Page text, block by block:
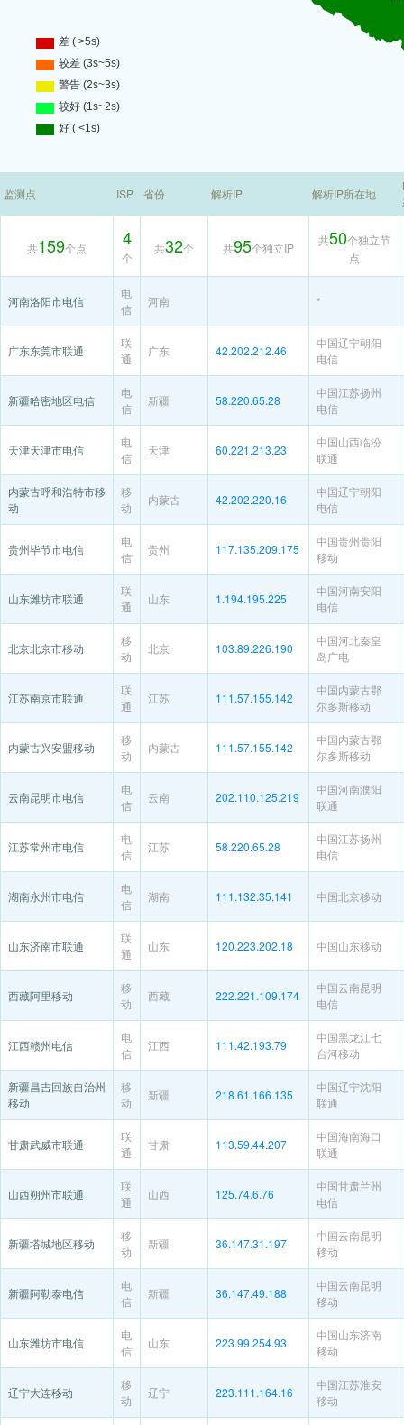
监测点 ISP 省份 解析IP 解析IP所在地
共159个点 4
个
共32个 共95个独立IP
共50个独立节
点
河南洛阳市电信
电
信
河南 *
广东东莞市联通
联
通
广东 42.202.212.46
中国辽宁朝阳
电信
新疆哈密地区电信
电
信
新疆 58.220.65.28
中国江苏扬州
电信
天津天津市电信
电
信
天津 60.221.213.23
中国山西临汾
联通
内蒙古呼和浩特市移
动
移
动
内蒙古 42.202.220.16
中国辽宁朝阳
电信
贵州毕节市电信
电
信
贵州 117.135.209.175
中国贵州贵阳
移动
山东潍坊市联通
联
通
山东 1.194.195.225
中国河南安阳
电信
北京北京市移动
移
动
北京 103.89.226.190
中国河北秦皇
岛广电
江苏南京市联通
联
通
江苏 111.57.155.142
中国内蒙古鄂
尔多斯移动
内蒙古兴安盟移动
移
动
内蒙古 111.57.155.142
中国内蒙古鄂
尔多斯移动
云南昆明市电信
电
信
云南 202.110.125.219
中国河南濮阳
联通
江苏常州市电信
电
信
江苏 58.220.65.28
中国江苏扬州
电信
湖南永州市电信
电
信
湖南 111.132.35.141 中国北京移动
山东济南市联通
联
通
山东 120.223.202.18 中国山东移动
西藏阿里移动
移
动
西藏 222.221.109.174
中国云南昆明
电信
江西赣州电信
电
信
江西 111.42.193.79
中国黑龙江七
台河移动
新疆昌吉回族自治州
移动
移
动
新疆 218.61.166.135
中国辽宁沈阳
联通
甘肃武威市联通
联
通
甘肃 113.59.44.207
中国海南海口
联通
山西朔州市联通
联
通
山西 125.74.6.76
中国甘肃兰州
电信
新疆塔城地区移动
移
动
新疆 36.147.31.197
中国云南昆明
移动
新疆阿勒泰电信
电
信
新疆 36.147.49.188
中国云南昆明
移动
山东潍坊市电信
电
信
山东 223.99.254.93
中国山东济南
移动
辽宁大连移动
移
动
辽宁 223.111.164.16
中国江苏淮安
移动